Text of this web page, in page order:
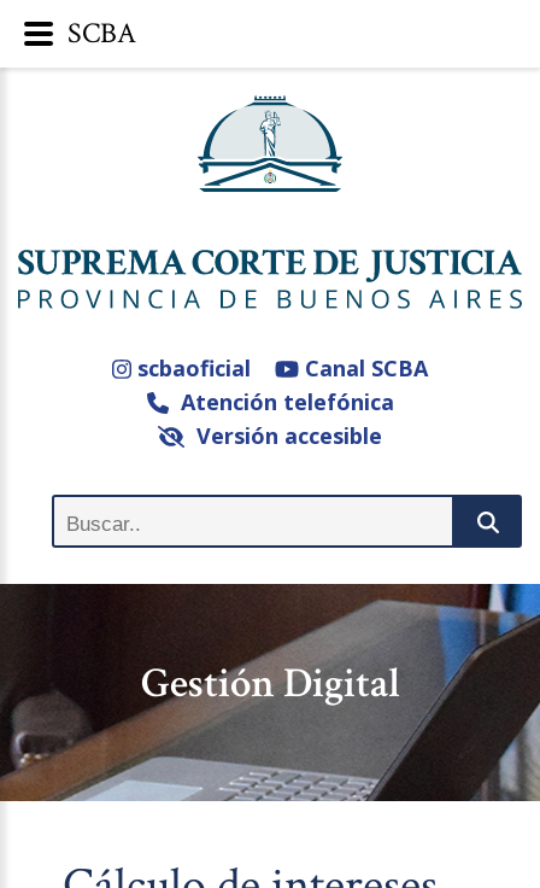
scbaoficial
Canal SCBA
Atención telefónica
Versión accesible
Gestión Digital
SCBA